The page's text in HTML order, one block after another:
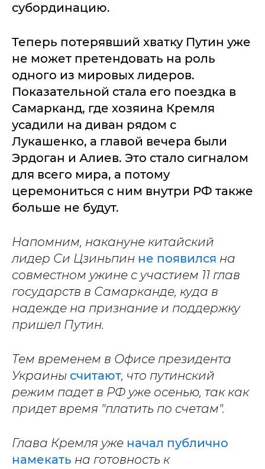
субординацию.
Теперь потерявший хватку Путин уже
не может претендовать на роль
одного из мировых лидеров.
Показательной стала его поездка в
Самарканд, где хозяина Кремля
усадили на диван рядом с
Лукашенко, а главой вечера были
Эрдоган и Алиев. Это стало сигналом
для всего мира, а потому
церемониться с ним внутри РФ также
больше не будут.
Напомним, накануне китайский
лидер Си Цзиньпин не появился на
совместном ужине с участием 11 глав
государств в Самарканде, куда в
надежде на признание и поддержку
пришел Путин.
Тем временем в Офисе президента
Украины считают, что путинский
режим падет в РФ уже осенью, так как
придет время "платить по счетам".
Глава Кремля уже начал публично
намекать на готовность к